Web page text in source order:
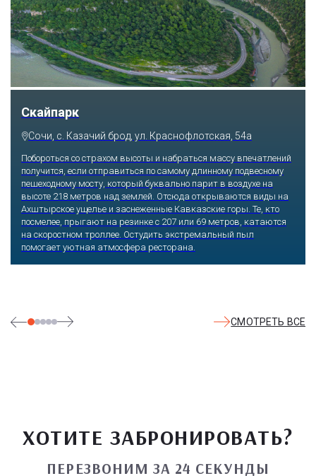
Скайпарк
Сочи, с. Казачий брод, ул. Краснофлотская, 54а
Побороться со страхом высоты и набраться массу впечатлений
получится, если отправиться по самому длинному подвесному
пешеходному мосту, который буквально парит в воздухе на
высоте 218 метров над землей. Отсюда открываются виды на
Ахштырское ущелье и заснеженные Кавказские горы. Те, кто
посмелее, прыгают на резинке с 207 или 69 метров, катаются
на скоростном троллее. Остудить экстремальный пыл
помогает уютная атмосфера ресторана.
СМОТРЕТЬ ВСЕ
ХОТИТЕ ЗАБРОНИРОВАТЬ?
ПЕРЕЗВОНИМ ЗА 24 СЕКУНДЫ